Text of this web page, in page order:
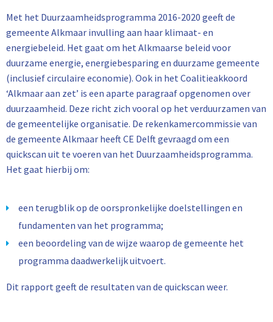
Met het Duurzaamheidsprogramma 2016-2020 geeft de
gemeente Alkmaar invulling aan haar klimaat- en
energiebeleid. Het gaat om het Alkmaarse beleid voor
duurzame energie, energiebesparing en duurzame gemeente
(inclusief circulaire economie). Ook in het Coalitieakkoord
‘Alkmaar aan zet’ is een aparte paragraaf opgenomen over
duurzaamheid. Deze richt zich vooral op het verduurzamen van
de gemeentelijke organisatie. De rekenkamercommissie van
de gemeente Alkmaar heeft CE Delft gevraagd om een
quickscan uit te voeren van het Duurzaamheidsprogramma.
Het gaat hierbij om:
een terugblik op de oorspronkelijke doelstellingen en
fundamenten van het programma;
een beoordeling van de wijze waarop de gemeente het
programma daadwerkelijk uitvoert.
Dit rapport geeft de resultaten van de quickscan weer.